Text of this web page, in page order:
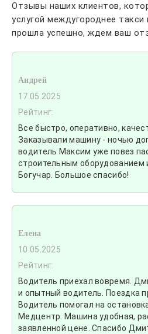
Отзывы наших клиентов,
услугой междугороднее
прошла успешно, ждем ваш
Андрей
17.05.2025
Рейтинг:
Все быстро, оперативно,
Заказывали машину - ночью
водитель Максим уже повез
строительным оборудованием
Богучар. Большое спасибо!
Елена
10.05.2025
Рейтинг:
Водитель приехал вовремя.
и опытный водитель. Поездка
Водитель помогал на
Медцентр. Машина удобная,
заявленной цене. Спасибо